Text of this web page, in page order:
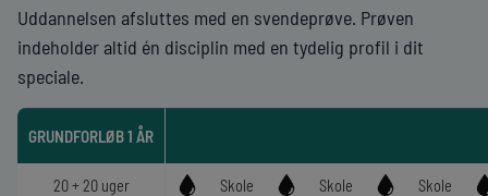
Uddannelsen afsluttes med en svendeprøve. Prøven
indeholder altid én disciplin med en tydelig profil i dit
speciale.
GRUNDFORLØB 1 ÅR
20 + 20 uger
Skole
Skole
Skole